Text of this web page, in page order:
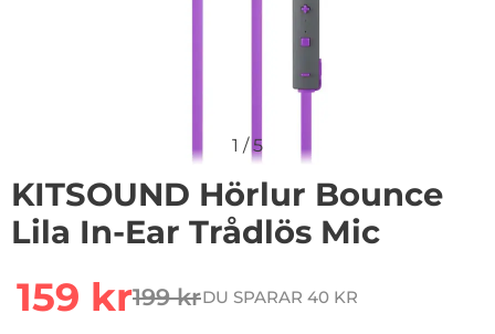
1 /5
KITSOUND Hörlur Bounce
Lila In-Ear Trådlös Mic
rea pris
159 krtidigare pris
199 krDU SPARAR 40 KR